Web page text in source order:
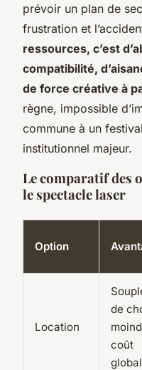
prévoir un plan de
frustration et
ressources, c’est
compatibilité,
de force créative à
règne, impossible
commune à un
institutionnel majeur.
Le comparatif des
le spectacle laser
Option
Location
de
coût
global